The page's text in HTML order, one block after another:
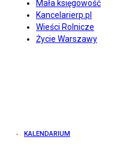
Mała księgowość
Kancelarierp.pl
Wieści Rolnicze
Życie Warszawy
KALENDARIUM